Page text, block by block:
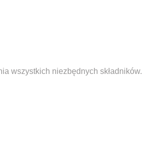
wszystkich niezbędnych składników.